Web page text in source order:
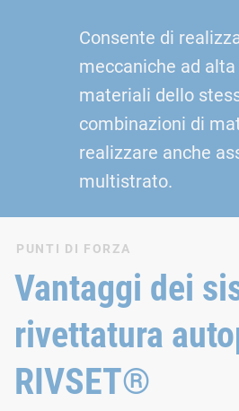
Consente di
meccaniche ad
materiali dello
combinazioni di
realizzare anche
multistrato.
PUNTI DI FORZA
Vantaggi dei
rivettatura
RIVSET®